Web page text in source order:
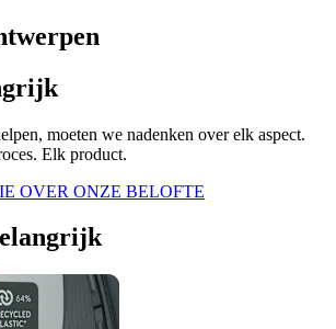
moeten we nadenken over elk aspect.
Elk product.
OVER ONZE BELOFTE